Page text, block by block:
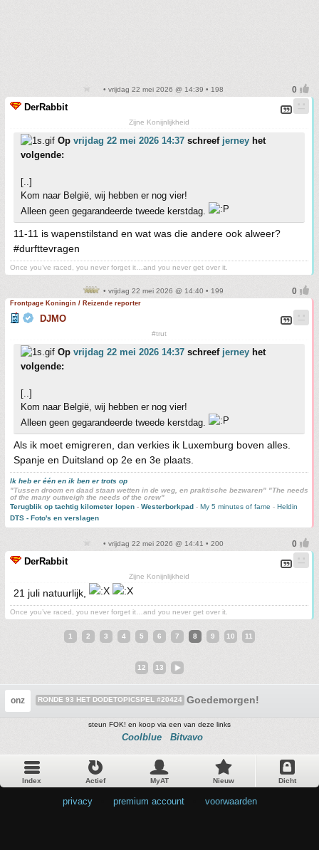
• vrijdag 22 mei 2026 @ 14:39 • 198
DerRabbit
Zijne Konijnlijkheid
Op vrijdag 22 mei 2026 14:37 schreef jerney het
volgende:
[..]
Kom naar België, wij hebben er nog vier!
Alleen geen gegarandeerde tweede kerstdag.
11-11 is wapenstilstand en wat was die andere ook alweer?
#durfttevragen
Once you’ve raced, you never forget it…and you never get over it.
• vrijdag 22 mei 2026 @ 14:40 • 199
Frontpage Koningin / Reizende reporter
DJMO
#trut
Op vrijdag 22 mei 2026 14:37 schreef jerney het
volgende:
[..]
Kom naar België, wij hebben er nog vier!
Alleen geen gegarandeerde tweede kerstdag.
Als ik moet emigreren, dan verkies ik Luxemburg boven alles.
Spanje en Duitsland op 2e en 3e plaats.
Ik heb er één en ik ben er trots op
"Tussen droom en daad staan wetten in de weg, en praktische bezwaren" "The needs
of the many outweigh the needs of the crew"
Terugblik op tachtig kilometer lopen - Westerborkpad - My 5 minutes of fame - Heldin
DTS - Foto's en verslagen
• vrijdag 22 mei 2026 @ 14:41 • 200
DerRabbit
Zijne Konijnlijkheid
21 juli natuurlijk,
Once you’ve raced, you never forget it…and you never get over it.
1 2 3 4 5 6 7 8 9 10 11
12 13
onz RONDE 93 HET DODETOPICSPEL #20424 Goedemorgen!
steun FOK! en koop via een van deze links
Coolblue Bitvavo
Index Actief MyAT Nieuw Dicht
privacy premium account voorwaarden